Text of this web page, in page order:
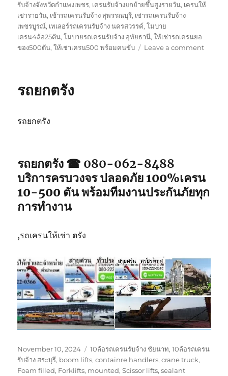
รับจ้างจังหวัดกำแพงเพชร, เครนรับจ้างยกย้ายขึ้นสูงรายวัน, เครนให้
เข่ารายวัน, เช้ารถเครนรับจ้าง สุพรรณบุรี, เช่ารถเครนรับจ้าง
เพชรบูรณ์, เทเลอร์รถเครนรับจ้าง นครสวรรค์,โมบาย
เครน4ล้อ25ตัน,โมบายรถเครนรับจ้าง อุทัยธานี,ให้เช่ารถเครนยอ
ของ500ตัน,ให้เช่าเครน500 พร้อมคนขับ Leave a commenton
รถยกตรัง
รถยกตรัง
รถยกตรัง ☎ 080-062-8488
บริการครบวงจร ปลอดภัย 100%เครน
10-500 ตัน พร้อมทีมงานประกันภัยทุก
การทำงาน
,รถเครนให้เช่า ตรัง
Posted
on
November 10, 2024 Tags
10ล้อรถเครนรับจ้าง ชัยนาท,10ล้อรถเครน
รับจ้าง สระบุรี, boom lifts,containre handlers,crane truck,
Foam filled, Forklifts, mounted,Scissor lifts,sealant